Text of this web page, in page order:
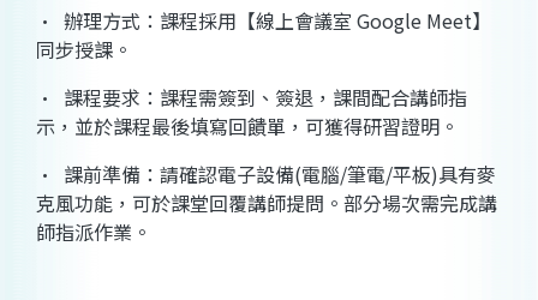
· 辦理方式：課程採用【線上會議室 Google Meet】
同步授課。
· 課程要求：課程需簽到、簽退，課間配合講師指
示，並於課程最後填寫回饋單，可獲得研習證明。
· 課前準備：請確認電子設備(電腦/筆電/平板)具有麥
克風功能，可於課堂回覆講師提問。部分場次需完成講
師指派作業。